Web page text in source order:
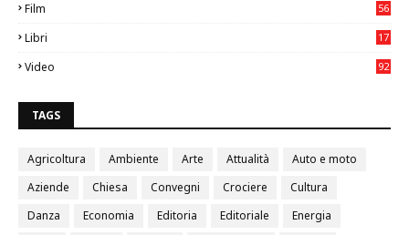
Film
56
Libri
17
Video
92
TAGS
Agricoltura Ambiente Arte Attualità
Auto e moto
Aziende
Chiesa Convegni Crociere
Cultura
Danza
Economia Editoria Editoriale
Energia